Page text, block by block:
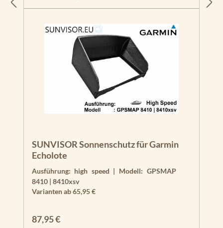
SUNVISOR Sonnenschutz für Garmin
Echolote
Ausführung: high speed | Modell: GPSMAP
8410 | 8410xsv
Varianten ab65,95 €
Regulärer Preis:
87,95 €